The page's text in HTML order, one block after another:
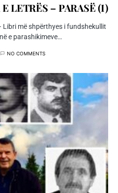
LETRËS – PARASË (I)
më shpërthyes i fundshekullit
e parashikimeve…
NO COMMENTS